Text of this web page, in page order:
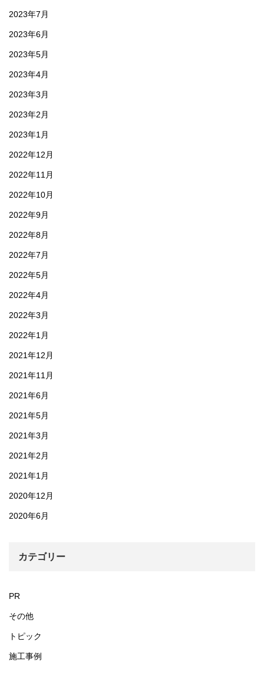
2023年7月
2023年6月
2023年5月
2023年4月
2023年3月
2023年2月
2023年1月
2022年12月
2022年11月
2022年10月
2022年9月
2022年8月
2022年7月
2022年5月
2022年4月
2022年3月
2022年1月
2021年12月
2021年11月
2021年6月
2021年5月
2021年3月
2021年2月
2021年1月
2020年12月
2020年6月
カテゴリー
PR
その他
トピック
施工事例